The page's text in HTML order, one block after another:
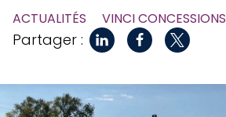
ACTUALITÉS VINCI CONCESSIONS
Partager :